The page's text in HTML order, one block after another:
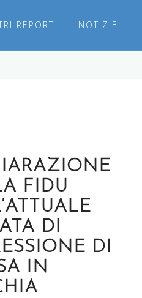
REPORT NOTIZIE
FIDU
DI
DI
IN